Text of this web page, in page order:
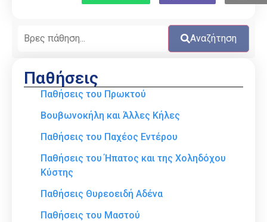
Αναζήτηση
Παθήσεις
Παθήσεις του Πρωκτού
Βουβωνοκήλη και Άλλες Κήλες
Παθήσεις του Παχέος Εντέρου
Παθήσεις του Ήπατος και της Χοληδόχου
Κύστης
Παθήσεις Θυρεοειδή Αδένα
Παθήσεις του Μαστού